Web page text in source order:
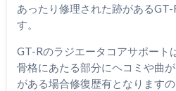
あったり修理された跡がある
す。
GT-Rのラジエータコアサポート
骨格にあたる部分にヘコミや曲
がある場合修復歴有となります